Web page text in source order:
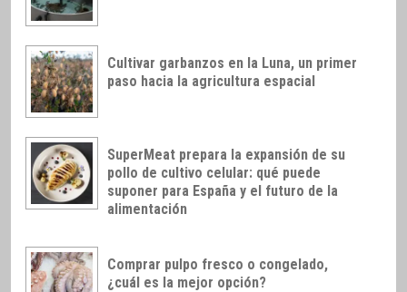
Cultivar garbanzos en la Luna, un primer
paso hacia la agricultura espacial
SuperMeat prepara la expansión de su
pollo de cultivo celular: qué puede
suponer para España y el futuro de la
alimentación
Comprar pulpo fresco o congelado,
¿cuál es la mejor opción?